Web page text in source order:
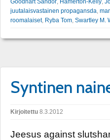
juutalaisvastainen propagansda
roomalaiset, Ryba Tom Swartley M.
Syntinen
Kirjoitettu 8.3.2012
Jeesus against